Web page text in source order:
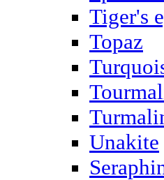
Tiger's
Topaz
Unakite